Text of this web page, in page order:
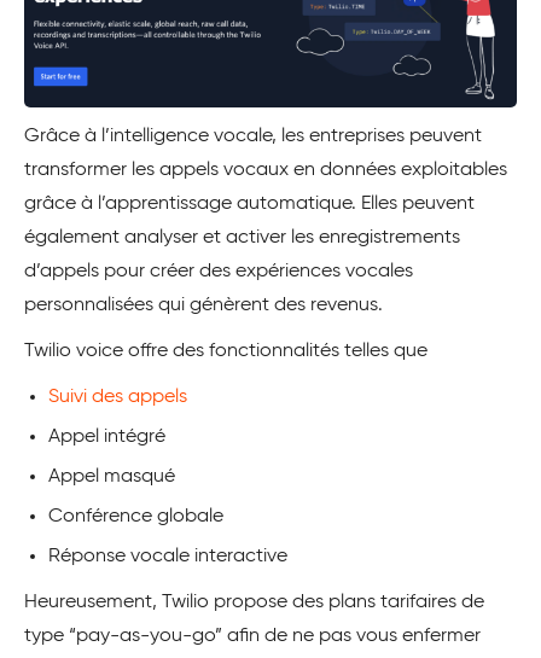
Grâce à l’intelligence vocale, les entreprises peuvent
transformer les appels vocaux en données exploitables
grâce à l’apprentissage automatique. Elles peuvent
également analyser et activer les enregistrements
d’appels pour créer des expériences vocales
personnalisées qui génèrent des revenus.
Twilio voice offre des fonctionnalités telles que
Suivi des appels
Appel intégré
Appel masqué
Conférence globale
Réponse vocale interactive
Heureusement, Twilio propose des plans tarifaires de
type “pay-as-you-go” afin de ne pas vous enfermer